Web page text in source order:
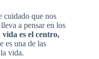
cuidado que nos
a pensar en los
vida es el centro,
es una de las
vida.